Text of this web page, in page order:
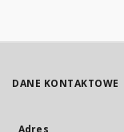
DANE KONTAKTOWE
Adres